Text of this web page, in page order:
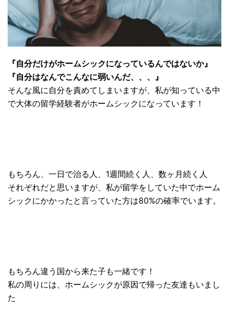
『自分だけがホームシックになっているんではないか』
『自分はなんでこんなに弱いんだ、、、』
そんな風に自分を責めてしまいますが、私が知っている中
で大体の留学経験者がホームシックになっています！
もちろん、一日で治る人、1週間続く人、数ヶ月続く人
それぞれだと思いますが、私が留学をしていた中でホーム
シックにかかったと言っていた方は80%の確率でいます。
もちろん違う国から来た子も一緒です！
私の周りには、ホームシックが原因で帰った友達もいまし
た